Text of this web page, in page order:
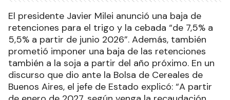
El presidente Javier Milei anunció una baja de
retenciones para el trigo y la cebada “de 7,5% a
5,5% a partir de junio 2026”. Además, también
prometió imponer una baja de las retenciones
también a la soja a partir del año próximo. En un
discurso que dio ante la Bolsa de Cereales de
Buenos Aires, el jefe de Estado explicó: “A partir